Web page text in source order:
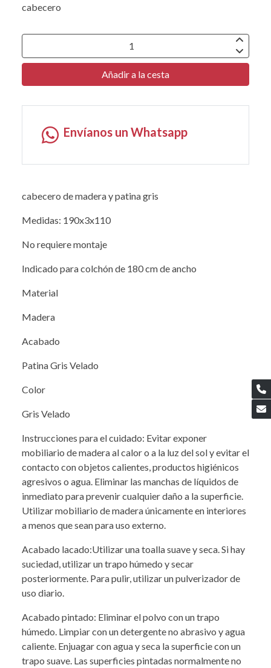
cabecero
Añadir a la cesta
Envíanos un Whatsapp
cabecero de madera y patina gris
Medidas: 190x3x110
No requiere montaje
Indicado para colchón de 180 cm de ancho
Material
Madera
Acabado
Patina Gris Velado
Color
Gris Velado
Instrucciones para el cuidado: Evitar exponer
mobiliario de madera al calor o a la luz del sol y evitar el
contacto con objetos calientes, productos higiénicos
agresivos o agua. Eliminar las manchas de líquidos de
inmediato para prevenir cualquier daño a la superficie.
Utilizar mobiliario de madera únicamente en interiores
a menos que sean para uso externo.
Acabado lacado:Utilizar una toalla suave y seca. Si hay
suciedad, utilizar un trapo húmedo y secar
posteriormente. Para pulir, utilizar un pulverizador de
uso diario.
Acabado pintado: Eliminar el polvo con un trapo
húmedo. Limpiar con un detergente no abrasivo y agua
caliente. Enjuagar con agua y seca la superficie con un
trapo suave. Las superficies pintadas normalmente no